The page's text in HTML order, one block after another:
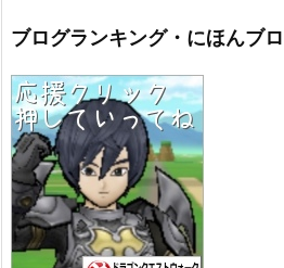
ブログランキング・にほんブ